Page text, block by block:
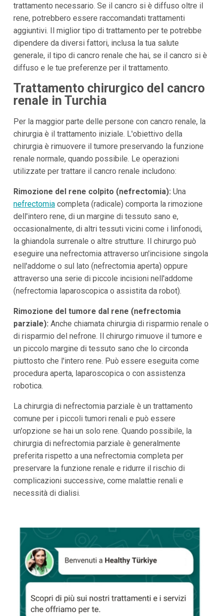
trattamento necessario. Se il cancro si è diffuso oltre il
rene, potrebbero essere raccomandati trattamenti
aggiuntivi. Il miglior tipo di trattamento per te potrebbe
dipendere da diversi fattori, inclusa la tua salute
generale, il tipo di cancro renale che hai, se il cancro si è
diffuso e le tue preferenze per il trattamento.
Trattamento chirurgico del cancro
renale in Turchia
Per la maggior parte delle persone con cancro renale, la
chirurgia è il trattamento iniziale. L'obiettivo della
chirurgia è rimuovere il tumore preservando la funzione
renale normale, quando possibile. Le operazioni
utilizzate per trattare il cancro renale includono:
Rimozione del rene colpito (nefrectomia): Una
nefrectomiacompleta (radicale) comporta la rimozione
dell'intero rene, di un margine di tessuto sano e,
occasionalmente, di altri tessuti vicini come i linfonodi,
la ghiandola surrenale o altre strutture. Il chirurgo può
eseguire una nefrectomia attraverso un'incisione singola
nell'addome o sul lato (nefrectomia aperta) oppure
attraverso una serie di piccole incisioni nell'addome
(nefrectomia laparoscopica o assistita da robot).
Rimozione del tumore dal rene (nefrectomia
parziale): Anche chiamata chirurgia di risparmio renale o
di risparmio del nefrone. Il chirurgo rimuove il tumore e
un piccolo margine di tessuto sano che lo circonda
piuttosto che l'intero rene. Può essere eseguita come
procedura aperta, laparoscopica o con assistenza
robotica.
La chirurgia di nefrectomia parziale è un trattamento
comune per i piccoli tumori renali e può essere
un'opzione se hai un solo rene. Quando possibile, la
chirurgia di nefrectomia parziale è generalmente
preferita rispetto a una nefrectomia completa per
preservare la funzione renale e ridurre il rischio di
complicazioni successive, come malattie renali e
necessità di dialisi.